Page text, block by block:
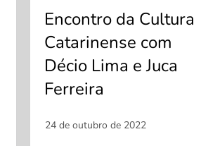
Encontro da Cultura
Catarinense com
Décio Lima e Juca
Ferreira